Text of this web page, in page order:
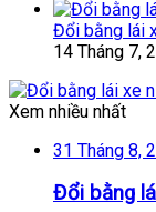
Đổi bằng lái
14 Tháng 7,
Xem nhiều nhất
31 Tháng 8,
Đổi bằng